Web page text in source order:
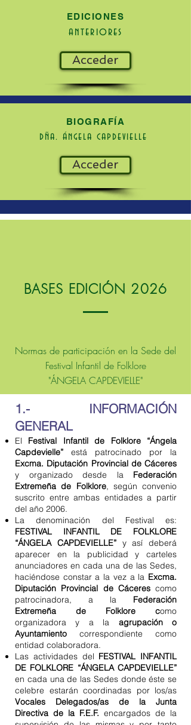
EDICIONES
anteriores
Acceder
BIOGRAFÍA
dña. ángela capdevielle
Acceder
BASES EDICIÓN 2026
Normas de participación en la Sede del
Festival Infantil de Folklore
"ÁNGELA CAPDEVIELLE"
1.- INFORMACIÓN
GENERAL
El Festival Infantil de Folklore “Ángela
Capdevielle” está patrocinado por la
Excma. Diputación Provincial de Cáceres
y organizado desde la Federación
Extremeña de Folklore, según convenio
suscrito entre ambas entidades a partir
del año 2006.
​La denominación del Festival es:
FESTIVAL INFANTIL DE FOLKLORE
“ÁNGELA CAPDEVIELLE”y así deberá
aparecer en la publicidad y carteles
anunciadores en cada una de las Sedes,
haciéndose constar a la vez a la Excma.
Diputación Provincial de Cácerescomo
patrocinadora, a la Federación
Extremeña de Folklore como
organizadora y a la agrupación o
Ayuntamiento correspondiente como
entidad colaboradora.
Las actividades del FESTIVAL INFANTIL
DE FOLKLORE “ÁNGELA CAPDEVIELLE”
en cada una de las Sedes donde éste se
celebre estarán coordinadas por los/as
Vocales Delegados/as de la Junta
Directiva de la F.E.F. encargados de la